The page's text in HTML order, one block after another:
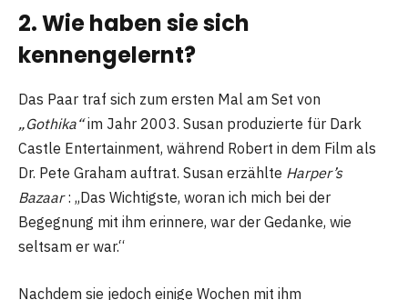
2. Wie haben sie sich
kennengelernt?
Das Paar traf sich zum ersten Mal am Set von
„Gothika“im Jahr 2003. Susan produzierte für Dark
Castle Entertainment, während Robert in dem Film als
Dr. Pete Graham auftrat. Susan erzählte Harper’s
Bazaar: „Das Wichtigste, woran ich mich bei der
Begegnung mit ihm erinnere, war der Gedanke, wie
seltsam er war.“
Nachdem sie jedoch einige Wochen mit ihm